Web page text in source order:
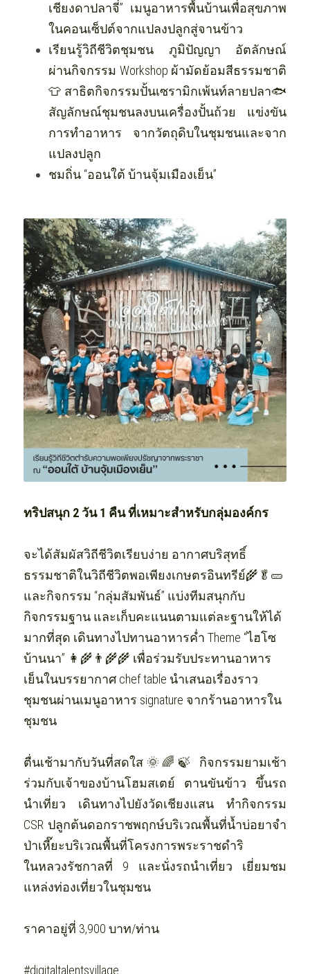
เชียงดาปลาจี่” เมนูอาหารพื้นบ้านเพื่อสุขภาพ
ในคอนเซ็ปต์จากแปลงปลูกสู่จานข้าว
เรียนรู้วิถีชีวิตชุมชน ภูมิปัญญา อัตลักษณ์
ผ่านกิจกรรม Workshop ผ้ามัดย้อมสีธรรมชาติ
👕 สาธิตกิจกรรมปั้นเซรามิกเพ้นท์ลายปลา🐟
สัญลักษณ์ชุมชนลงบนเครื่องปั้นถ้วย แข่งขัน
การทำอาหาร จากวัตถุดิบในชุมชนและจาก
แปลงปลูก
ชมถิ่น “ออนใต้ บ้านจุ้มเมืองเย็น”
ทริปสนุก 2 วัน 1 คืน ที่เหมาะสำหรับกลุ่มองค์กร
จะได้สัมผัสวิถีชีวิตเรียบง่าย อากาศบริสุทธิ์
ธรรมชาติในวิถีชีวิตพอเพียงเกษตรอินทรีย์🌾🥬🥒
และกิจกรรม “กลุ่มสัมพันธ์” แบ่งทีมสนุกกับ
กิจกรรมฐาน และเก็บคะแนนตามแต่ละฐานให้ได้
มากที่สุด เดินทางไปทานอาหารค่ำ Theme “ไฮโซ
บ้านนา” 👩‍🌾👨‍🌾🌾 เพื่อร่วมรับประทานอาหาร
เย็นในบรรยากาศ chef table นำเสนอเรื่องราว
ชุมชนผ่านเมนูอาหาร signature จากร้านอาหารใน
ชุมชน
ตื่นเช้ามากับวันที่สดใส🌞🌈🍃 กิจกรรมยามเช้า
ร่วมกับเจ้าของบ้านโฮมสเตย์ ตานขันข้าว ขึ้นรถ
นำเที่ยว เดินทางไปยังวัดเชียงแสน ทำกิจกรรม
CSR ปลูกต้นดอกราชพฤกษ์บริเวณพื้นที่น้ำบ่อยาจำ
ป่าเหี๊ยะบริเวณพื้นที่โครงการพระราชดำริ
ในหลวงรัชกาลที่ 9 และนั่งรถนำเที่ยว เยี่ยมชม
แหล่งท่องเที่ยวในชุมชน
ราคาอยู่ที่ 3,900 บาท/ท่าน
#digitaltalentsvillage